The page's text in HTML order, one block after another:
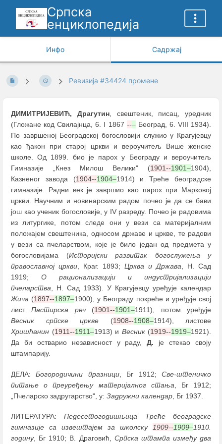
Српска
енциклопедија
Инфо Садржај
Ревизија #34424 промене
ДИМИТРИЈЕВИЋ, Драгутин, свештеник, писац, уредник
(Гложане код Свилајнца, 6. I 1867 --–Београд, 6. VIII 1934).
По завршеној Београдској богословији служио у Крагујевцу
као ђакон при старој цркви и вероучитељ Више женске
школе. Од 1899. био је парох у Београду и вероучитељ
Гимназије „Кнез Милош Велики" (1901--1901–1904),
Казненог завода (1904--1904–1914) и Треће београдске
гимназије. Радни век је завршио као парох при Марковој
цркви. Научним и новинарским радом почео је да се бави
још као ученик богословије, у IV разреду. Почео је радовима
из литургике, потом следе они у вези са материјалним
положајем свештеника, односом државе и цркве, те радови
у вези са пчеларством, које је било један од предмета у
богословијама (Историјски развитак богослужења у
православној цркви, Краг. 1893; Црква и Држава, Н. Сад
1919; О рационализацији и индустријализацији
пчеларства, Н. Сад 1933). У Крагујевцу уређује календар
Жича (1897--1897–1900), у Београду покреће и уређује свој
листПастирска реч(1901--1901–1911), потом уређује
Весник српске цркве (1908--1908–1914), листове
Хришћанин (1911--1911–1913) и Весник(1919--1919–1921).
Да би остварио независност у раду,Д. је стекао своју
штампарију.
ДЕЛА:Богородичини празници, Бг 1912;Све-штеничко
питање о преуређењу материјалног стања , Бг 1912;
„Пчеларско задругарство", у: Задружни календар , Бг 1937.
ЛИТЕРАТУРА:Педесетогодишњица Треће београдске
гимназије са извештајем за школску
1909--1909–1910.
годину, Бг 1910; В. Драговић, Српска штампа између два